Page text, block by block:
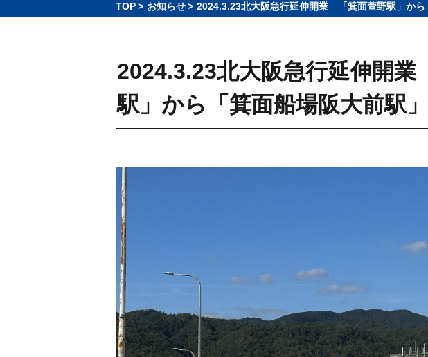
TOP> お知らせ> 2024.3.23北大阪急行延伸開業 「箕面萱野駅」から
2024.3.23北大阪急行延伸開
駅」から「箕面船場阪大前駅